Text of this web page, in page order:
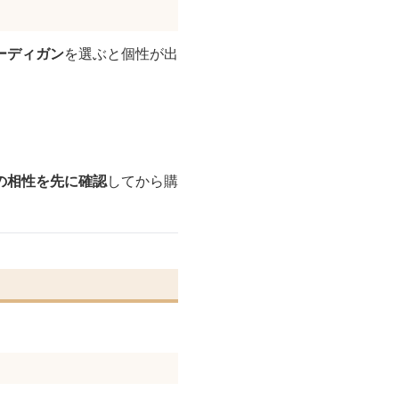
ディガンを選ぶと個性が出
相性を先に確認してから購